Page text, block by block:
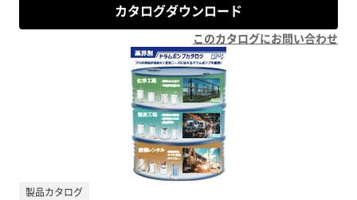
カタログダウンロード
このカタログにお問い合わせ
製品カタログ